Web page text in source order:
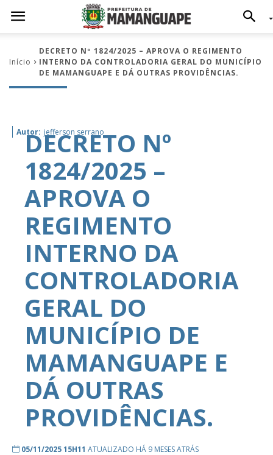
Início
DECRETO Nº 1824/2025 – APROVA O REGIMENTO
INTERNO DA CONTROLADORIA GERAL DO MUNICÍPIO
DE MAMANGUAPE E DÁ OUTRAS PROVIDÊNCIAS.
Autor: jefferson serrano
DECRETO Nº
1824/2025 –
APROVA O
REGIMENTO
INTERNO DA
CONTROLADORIA
GERAL DO
MUNICÍPIO DE
MAMANGUAPE E
DÁ OUTRAS
PROVIDÊNCIAS.
05/11/2025 15H11 ATUALIZADO HÁ 9 MESES ATRÁS